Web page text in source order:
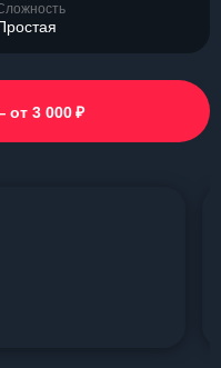
от 3 000 ₽